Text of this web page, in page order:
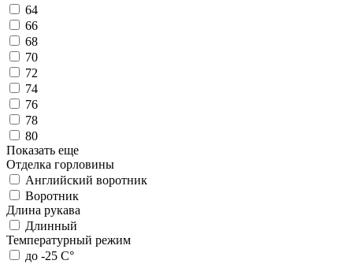
64
66
68
70
72
74
76
78
80
Показать еще
Отделка горловины
Английский воротник
Воротник
Длина рукава
Длинный
Температурный режим
до -25 С°